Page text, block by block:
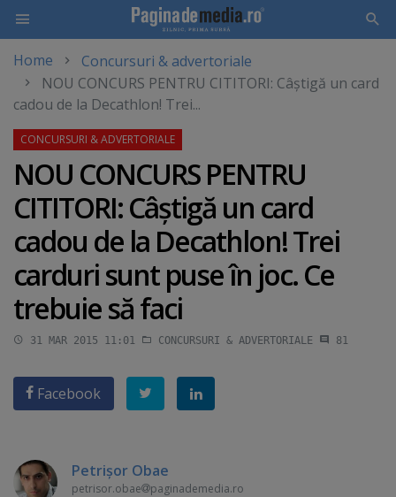
main
content
Home
Concursuri & advertoriale
NOU CONCURS PENTRU CITITORI: Câştigă un card
cadou de la Decathlon! Trei...
NOU CONCURS PENTRU
CITITORI: Câştigă un card
cadou de la Decathlon! Trei
carduri sunt puse în joc. Ce
trebuie să faci
31 MAR 2015 11:01 CONCURSURI & ADVERTORIALE 81
Facebook
Petrişor Obae
petrisor.obae paginademedia.ro